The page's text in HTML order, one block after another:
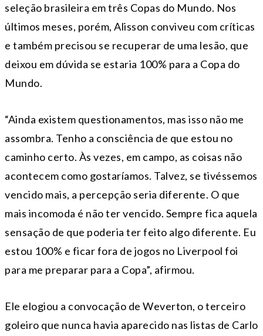
seleção brasileira em três Copas do Mundo. Nos
últimos meses, porém, Alisson conviveu com críticas
e também precisou se recuperar de uma lesão, que
deixou em dúvida se estaria 100% para a Copa do
Mundo.
“Ainda existem questionamentos, mas isso não me
assombra. Tenho a consciência de que estou no
caminho certo. Às vezes, em campo, as coisas não
acontecem como gostaríamos. Talvez, se tivéssemos
vencido mais, a percepção seria diferente. O que
mais incomoda é não ter vencido. Sempre fica aquela
sensação de que poderia ter feito algo diferente. Eu
estou 100% e ficar fora de jogos no Liverpool foi
para me preparar para a Copa”, afirmou.
Ele elogiou a convocação de Weverton, o terceiro
goleiro que nunca havia aparecido nas listas de Carlo